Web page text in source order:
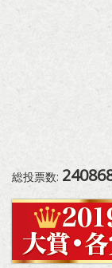
総投票数: